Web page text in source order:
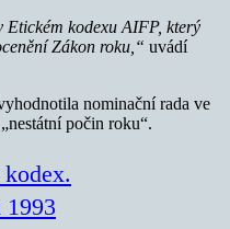
Etickém kodexu AIFP, který
Zákon roku,“ uvádí
nominační rada ve
počin roku“.